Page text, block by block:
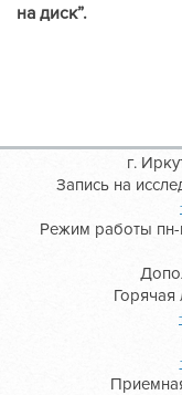
на диск”.
г.
Запись на
Режим работы пн-
Горячая